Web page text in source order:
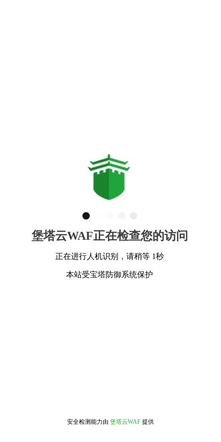
堡塔云WAF正在检查您的访问
正在进行人机识别，请稍等 1秒
本站受宝塔防御系统保护
安全检测能力由 堡塔云WAF 提供